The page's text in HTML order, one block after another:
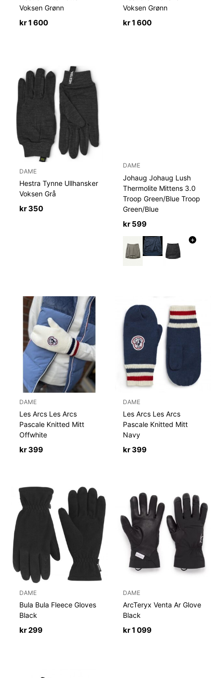
Voksen Grønn
kr1 600
Voksen Grønn
kr1 600
DAME
Hestra Tynne Ullhansker
Voksen Grå
kr350
DAME
Johaug Johaug Lush
Thermolite Mittens 3.0
Troop Green/Blue Troop
Green/Blue
kr 599
+
DAME
Les Arcs Les Arcs
Pascale Knitted Mitt
Offwhite
kr399
DAME
Les Arcs Les Arcs
Pascale Knitted Mitt
Navy
kr399
DAME
Bula Bula Fleece Gloves
Black
kr 299
DAME
ArcTeryx Venta Ar Glove
Black
kr1 099